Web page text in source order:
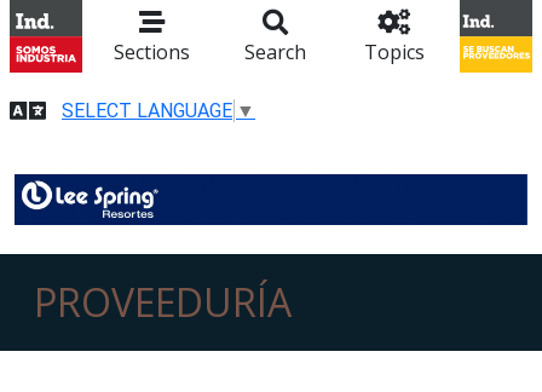
Sections Search Topics
SELECT LANGUAGE ▼
PROVEEDURÍA